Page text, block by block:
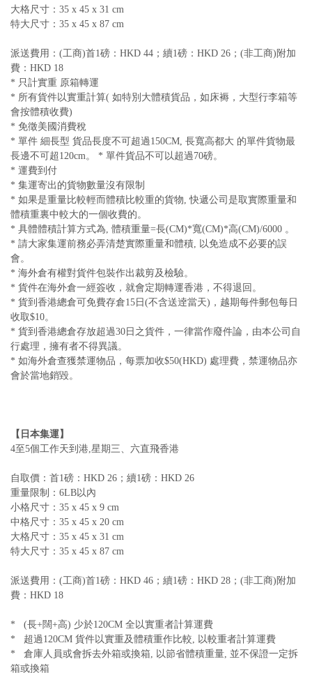
大格尺寸：35 x 45 x 31 cm
特大尺寸：35 x 45 x 87 cm
派送費用：(工商)首1磅：HKD 44；續1磅：HKD 26；(非工商)附加
費：HKD 18
* 只計實重 原箱轉運
* 所有貨件以實重計算( 如特別大體積貨品，如床褥，大型行李箱等
會按體積收費)
* 免徵美國消費稅
* 單件 細長型 貨品長度不可超過150CM, 長寬高都大 的單件貨物最
長邊不可超120cm。 * 單件貨品不可以超過70磅。
* 運費到付
* 集運寄出的貨物數量沒有限制
* 如果是重量比較輕而體積比較重的貨物, 快遞公司是取實際重量和
體積重裏中較大的一個收費的。
* 具體體積計算方式為, 體積重量=長(CM)*寬(CM)*高(CM)/6000 。
* 請大家集運前務必弄清楚實際重量和體積, 以免造成不必要的誤
會。
* 海外倉有權對貨件包裝作出裁剪及檢驗。
* 貨件在海外倉一經簽收，就會定期轉運香港，不得退回。
* 貨到香港總倉可免費存倉15日(不含送逹當天)，越期每件郵包每日
收取$10。
* 貨到香港總倉存放超過30日之貨件，一律當作廢件論，由本公司自
行處理，擁有者不得異議。
* 如海外倉查獲禁運物品，每票加收$50(HKD) 處理費，禁運物品亦
會於當地銷毀。
【日本集運】
4至5個工作天到港,星期三、六直飛香港
自取價：首1磅：HKD 26；續1磅：HKD 26
重量限制：6LB以內
小格尺寸：35 x 45 x 9 cm
中格尺寸：35 x 45 x 20 cm
大格尺寸：35 x 45 x 31 cm
特大尺寸：35 x 45 x 87 cm
派送費用：(工商)首1磅：HKD 46；續1磅：HKD 28；(非工商)附加
費：HKD 18
* (長+闊+高) 少於120CM 全以實重者計算運費
* 超過120CM 貨件以實重及體積重作比較, 以較重者計算運費
* 倉庫人員或會拆去外箱或換箱, 以節省體積重量, 並不保證一定拆
箱或換箱